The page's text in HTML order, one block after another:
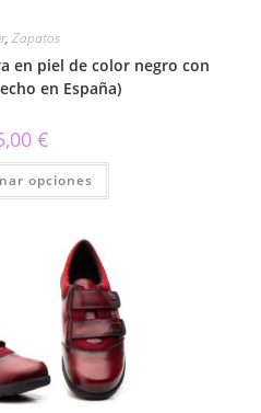
, Zapatos
en piel de color negro con
en España)
€
opciones
Este
tiene
se
pueden
elegir
en
la
página
de
producto